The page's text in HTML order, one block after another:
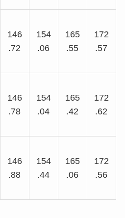
146
.72
154
.06
165
.55
172
.57
146
.78
154
.04
165
.42
172
.62
146
.88
154
.44
165
.06
172
.56